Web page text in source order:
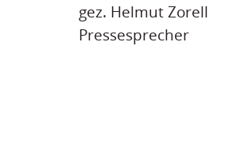
gez. Helmut Zorell
Pressesprecher